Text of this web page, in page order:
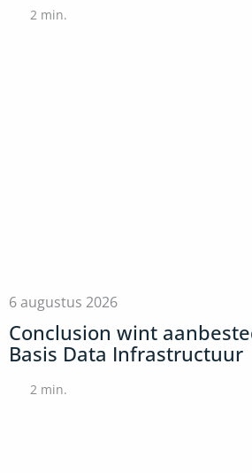
2 min.
6 augustus 2026
Conclusion wint
Basis Data Infrastructuur
2 min.